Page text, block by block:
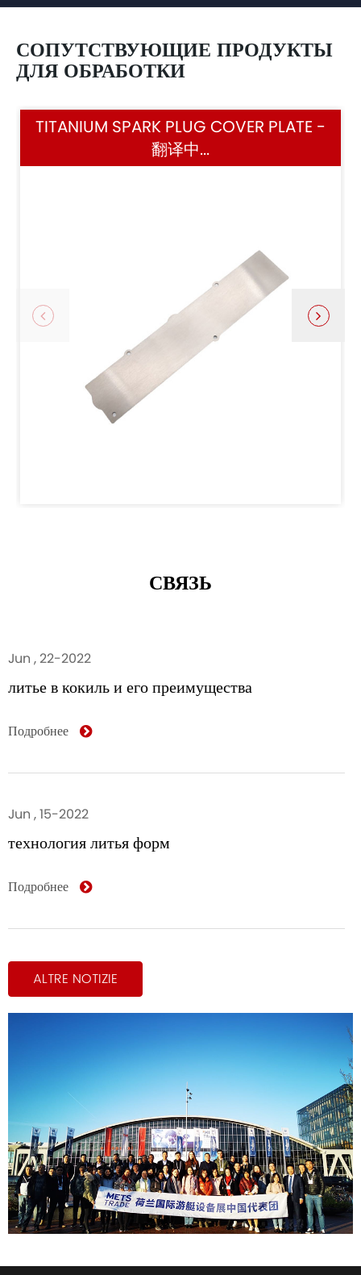
СОПУТСТВУЮЩИЕ ПРОДУКТЫ
ДЛЯ ОБРАБОТКИ
TITANIUM SPARK PLUG COVER PLATE -
翻译中...
СВЯЗЬ
Jun , 22-2022
литье в кокиль и его преимущества
Подробнее
Jun , 15-2022
технология литья форм
Подробнее
ALTRE NOTIZIE